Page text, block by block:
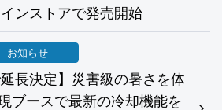
ンストアで発売開始
お知らせ
延長決定】災害級の暑さを体
ブースで最新の冷却機能を